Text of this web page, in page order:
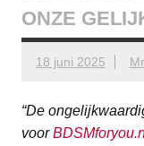
ONZE
18 juni 2025
“De
voor